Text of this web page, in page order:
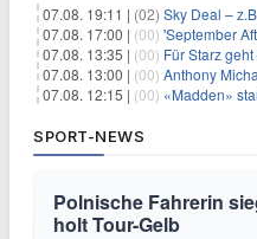
07.08. 19:11 | (02) Sky Deal – z.B.
07.08. 17:00 | (00) 'September
07.08. 13:35 | (00) Für Starz
07.08. 13:00 | (00) Anthony Michael Hall:
07.08. 12:15 | (00) «Madden»
SPORT-NEWS
Polnische Fahrerin
holt Tour-Gelb